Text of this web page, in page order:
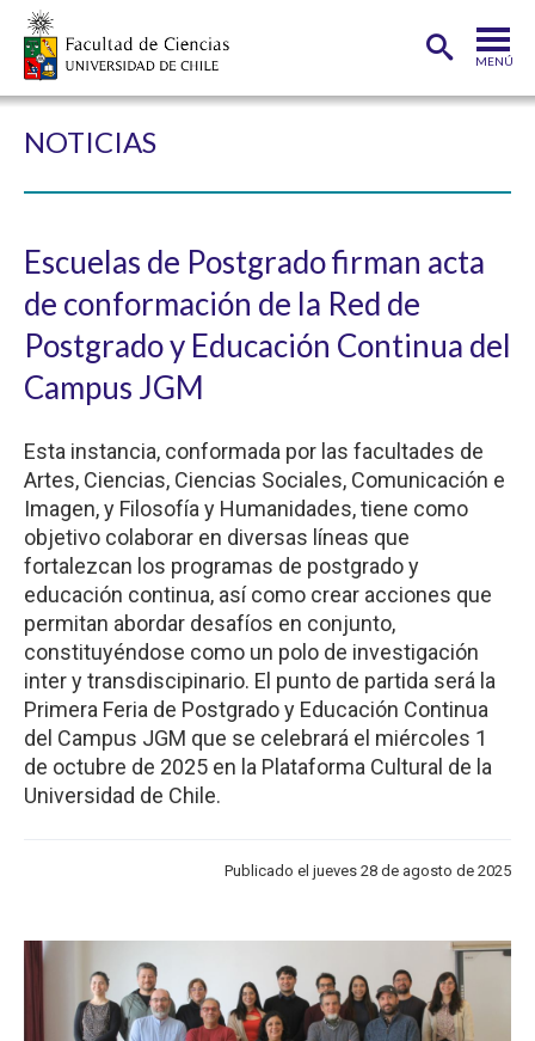
MENÚ
CARRERAS
POSTGRADOS
INVESTIGACIÓN
ESTUDIANTES ACADÉMICOS
FUNCIONARIOS EGRESADOS
NOTICIAS
Escuelas de Postgrado firman acta
de conformación de la Red de
Postgrado y Educación Continua del
Campus JGM
Esta instancia, conformada por las facultades de
Artes, Ciencias, Ciencias Sociales, Comunicación e
Imagen, y Filosofía y Humanidades, tiene como
objetivo colaborar en diversas líneas que
fortalezcan los programas de postgrado y
educación continua, así como crear acciones que
permitan abordar desafíos en conjunto,
constituyéndose como un polo de investigación
inter y transdiscipinario. El punto de partida será la
Primera Feria de Postgrado y Educación Continua
del Campus JGM que se celebrará el miércoles 1
de octubre de 2025 en la Plataforma Cultural de la
Universidad de Chile.
Publicado el jueves 28 de agosto de 2025